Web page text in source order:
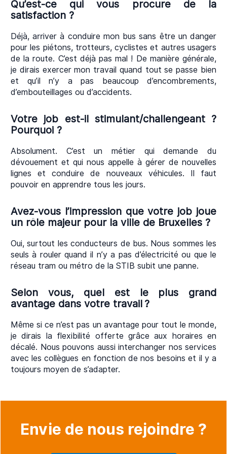
Qu’est-ce qui vous procure de la
satisfaction ?
Déjà, arriver à conduire mon bus sans être un danger
pour les piétons, trotteurs, cyclistes et autres usagers
de la route. C’est déjà pas mal ! De manière générale,
je dirais exercer mon travail quand tout se passe bien
et qu’il n’y a pas beaucoup d’encombrements,
d’embouteillages ou d’accidents.
Votre job est-il stimulant/challengeant ?
Pourquoi ?
Absolument. C’est un métier qui demande du
dévouement et qui nous appelle à gérer de nouvelles
lignes et conduire de nouveaux véhicules. Il faut
pouvoir en apprendre tous les jours.
Avez-vous l’impression que votre job joue
un rôle majeur pour la ville de Bruxelles ?
Oui, surtout les conducteurs de bus. Nous sommes les
seuls à rouler quand il n’y a pas d’électricité ou que le
réseau tram ou métro de la STIB subit une panne.
Selon vous, quel est le plus grand
avantage dans votre travail ?
Même si ce n’est pas un avantage pour tout le monde,
je dirais la flexibilité offerte grâce aux horaires en
décalé. Nous pouvons aussi interchanger nos services
avec les collègues en fonction de nos besoins et il y a
toujours moyen de s’adapter.
Envie de nous rejoindre ?